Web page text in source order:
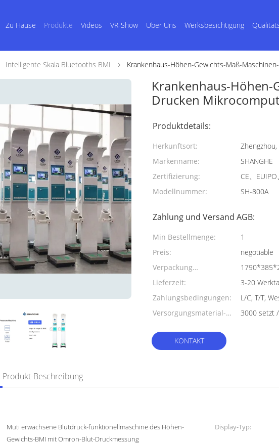
Zu Hause Produkte Videos VR-Show Über Uns Werksbesichtigung
Intelligente Skala Bluetooths BMI Krankenhaus-Höhen-Gewichts-Maß-
Krankenhaus-Höhen-
Drucken
Produktdetails:
Herkunftsort:
Zhengzhou,
Markenname:
SHANGHE
Zertifizierung:
CE、
Modellnummer:
SH-800A
Zahlung und Versand AGB:
Min Bestellmenge:
1
Preis:
negotiable
Verpackung
Informationen:
Lieferzeit:
3-20
Zahlungsbedingungen:
L/C, T/T,
Versorgungsmaterial-
3000 setzt
KONTAKT
Produkt-Beschreibung
Muti erwachsene Blutdruck-funktionellmaschine des Höhen-
Gewichts-BMI mit Omron-Blut-Druckmessung
Display-Typ: